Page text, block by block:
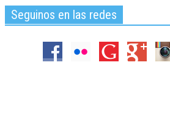
Seguinos en las redes